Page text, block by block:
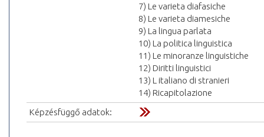
7) Le varieta diafasiche
8) Le varieta diamesiche
9) La lingua parlata
10) La politica linguistica
11) Le minoranze linguistiche
12) Diritti linguistici
13) L italiano di stranieri
14) Ricapitolazione
Képzésfüggő adatok: